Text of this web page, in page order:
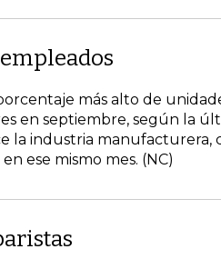
más alto de
en septiembre, según la
la industria manufacturera,
ese mismo mes. (NC)